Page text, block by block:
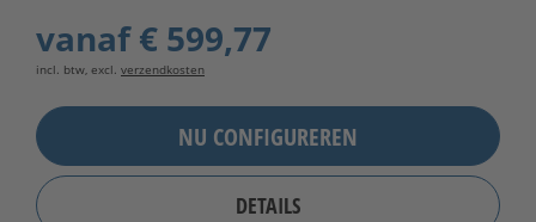
vanaf€ 599,77
incl. btw, excl. verzendkosten
NU CONFIGUREREN
DETAILS